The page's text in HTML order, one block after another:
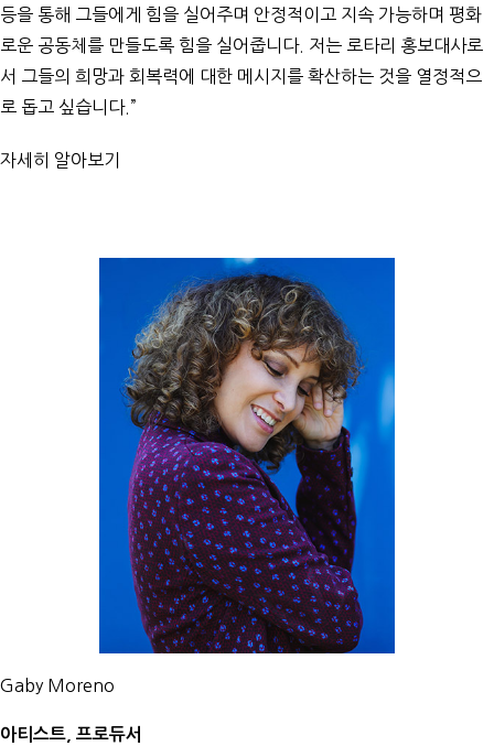
등을 통해 그들에게 힘을 실어주며 안정적이고 지속 가능하며 평화
로운 공동체를 만들도록 힘을 실어줍니다. 저는 로타리 홍보대사로
서 그들의 희망과 회복력에 대한 메시지를 확산하는 것을 열정적으
로 돕고 싶습니다.”
자세히 알아보기
Gaby Moreno
아티스트, 프로듀서